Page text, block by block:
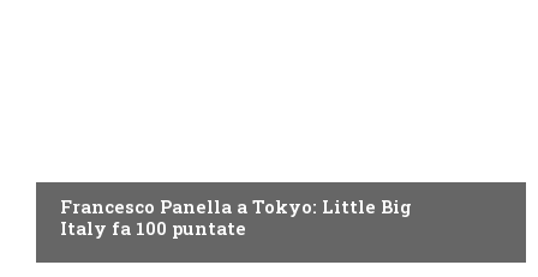
Francesco Panella a Tokyo: Little Big
Italy fa 100 puntate